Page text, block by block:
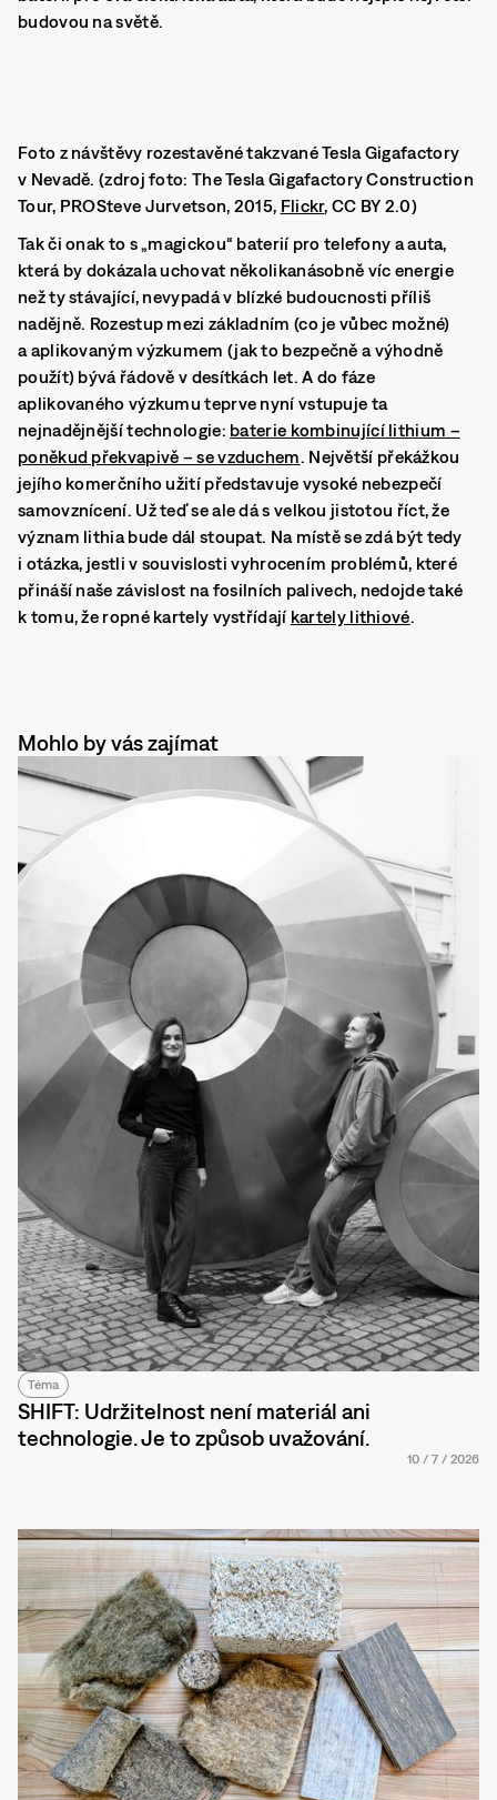
budovou na světě.
Foto z návštěvy rozestavěné takzvané Tesla Gigafactory
v Nevadě. (zdroj foto: The Tesla Gigafactory Construction
Tour, PROSteve Jurvetson, 2015, Flickr, CC BY 2.0)
Tak či onak to s „magickou“ baterií pro telefony a auta,
která by dokázala uchovat několikanásobně víc energie
než ty stávající, nevypadá v blízké budoucnosti příliš
nadějně. Rozestup mezi základním (co je vůbec možné)
a aplikovaným výzkumem (jak to bezpečně a výhodně
použít) bývá řádově v desítkách let. A do fáze
aplikovaného výzkumu teprve nyní vstupuje ta
nejnadějnější technologie: baterie kombinující lithium –
poněkud překvapivě – se vzduchem. Největší překážkou
jejího komerčního užití představuje vysoké nebezpečí
samovznícení. Už teď se ale dá s velkou jistotou říct, že
význam lithia bude dál stoupat. Na místě se zdá být tedy
i otázka, jestli v souvislosti vyhrocením problémů, které
přináší naše závislost na fosilních palivech, nedojde také
k tomu, že ropné kartely vystřídají kartely lithiové.
Mohlo by vás zajímat
Téma
SHIFT: Udržitelnost není materiál ani
technologie. Je to způsob uvažování.
10 / 7 / 2026